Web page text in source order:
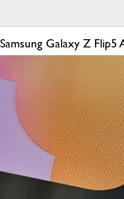
Samsung Galaxy Z Flip5